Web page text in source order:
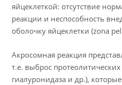
яйцеклеткой: отсутствие
реакции и неспособность
оболочку яйцеклетки (zona
Акросомная реакция
т.е. выброс
гиалуронидаза и др.),